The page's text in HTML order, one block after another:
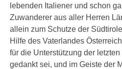
lebenden Italiener und schon
Zuwanderer aus aller Herren
allein zum Schutze der
Hilfe des Vaterlandes
für die Unterstützung der
gedankt sei, und im Geiste der